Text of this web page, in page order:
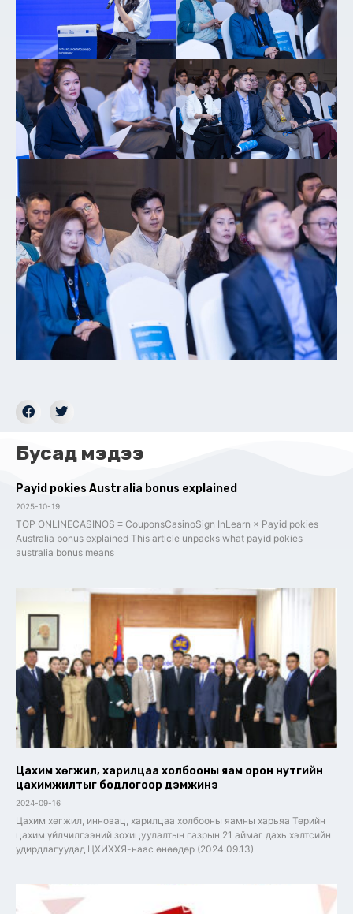
Бусад мэдээ
Payid pokies Australia bonus explained
2025-10-19
TOP ONLINECASINOS ≡ CouponsCasinoSign InLearn × Payid pokies
Australia bonus explained This article unpacks what payid pokies
australia bonus means
Цахим хөгжил, харилцаа холбооны яам орон нутгийн
цахимжилтыг бодлогоор дэмжинэ
2024-09-16
Цахим хөгжил, инновац, харилцаа холбооны яамны харьяа Төрийн
цахим үйлчилгээний зохицуулалтын газрын 21 аймаг дахь хэлтсийн
удирдлагуудад ЦХИХХЯ-наас өнөөдөр (2024.09.13)